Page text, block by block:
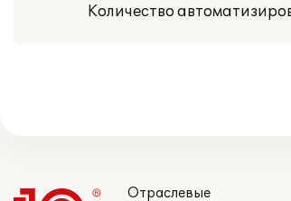
Количество
Отраслевые